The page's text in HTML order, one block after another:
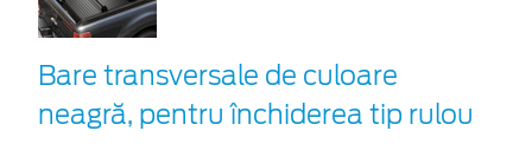
Bare transversale de culoare
neagră, pentru închiderea tip rulou